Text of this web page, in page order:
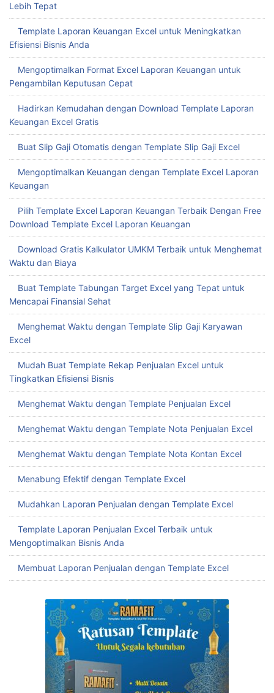
Lebih Tepat
Template Laporan Keuangan Excel untuk Meningkatkan
Efisiensi Bisnis Anda
Mengoptimalkan Format Excel Laporan Keuangan untuk
Pengambilan Keputusan Cepat
Hadirkan Kemudahan dengan Download Template Laporan
Keuangan Excel Gratis
Buat Slip Gaji Otomatis dengan Template Slip Gaji Excel
Mengoptimalkan Keuangan dengan Template Excel Laporan
Keuangan
Pilih Template Excel Laporan Keuangan Terbaik Dengan Free
Download Template Excel Laporan Keuangan
Download Gratis Kalkulator UMKM Terbaik untuk Menghemat
Waktu dan Biaya
Buat Template Tabungan Target Excel yang Tepat untuk
Mencapai Finansial Sehat
Menghemat Waktu dengan Template Slip Gaji Karyawan
Excel
Mudah Buat Template Rekap Penjualan Excel untuk
Tingkatkan Efisiensi Bisnis
Menghemat Waktu dengan Template Penjualan Excel
Menghemat Waktu dengan Template Nota Penjualan Excel
Menghemat Waktu dengan Template Nota Kontan Excel
Menabung Efektif dengan Template Excel
Mudahkan Laporan Penjualan dengan Template Excel
Template Laporan Penjualan Excel Terbaik untuk
Mengoptimalkan Bisnis Anda
Membuat Laporan Penjualan dengan Template Excel